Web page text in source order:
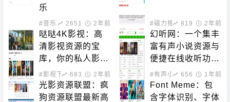
乐
#音乐下载2651 2年前 #磁力搜索819 2年前
哒哒4K影视：高
清影视资源的宝
库，你的私人影院
新选择！
#影视下载 683 2年前
幻听网：一个集丰
富有声小说资源与
便捷在线收听功能
于一体的平台
#有声小说656 1年前
光影资源联盟：疯
狗资源联盟最新高
Font Meme：包
含字体识别、字体